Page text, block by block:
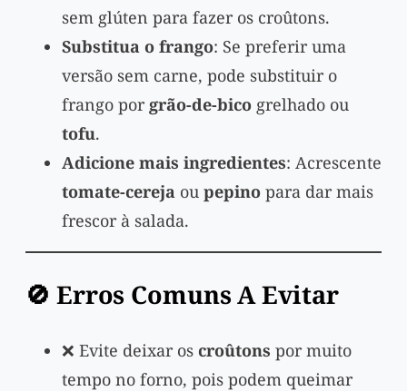
sem glúten para fazer os croûtons.
Substitua o frango: Se preferir uma
versão sem carne, pode substituir o
frango porgrão-de-bico grelhado ou
tofu.
Adicione mais ingredientes: Acrescente
tomate-cereja ou pepino para dar mais
frescor à salada.
🚫 Erros Comuns A Evitar
❌ Evite deixar os croûtons por muito
tempo no forno, pois podem queimar